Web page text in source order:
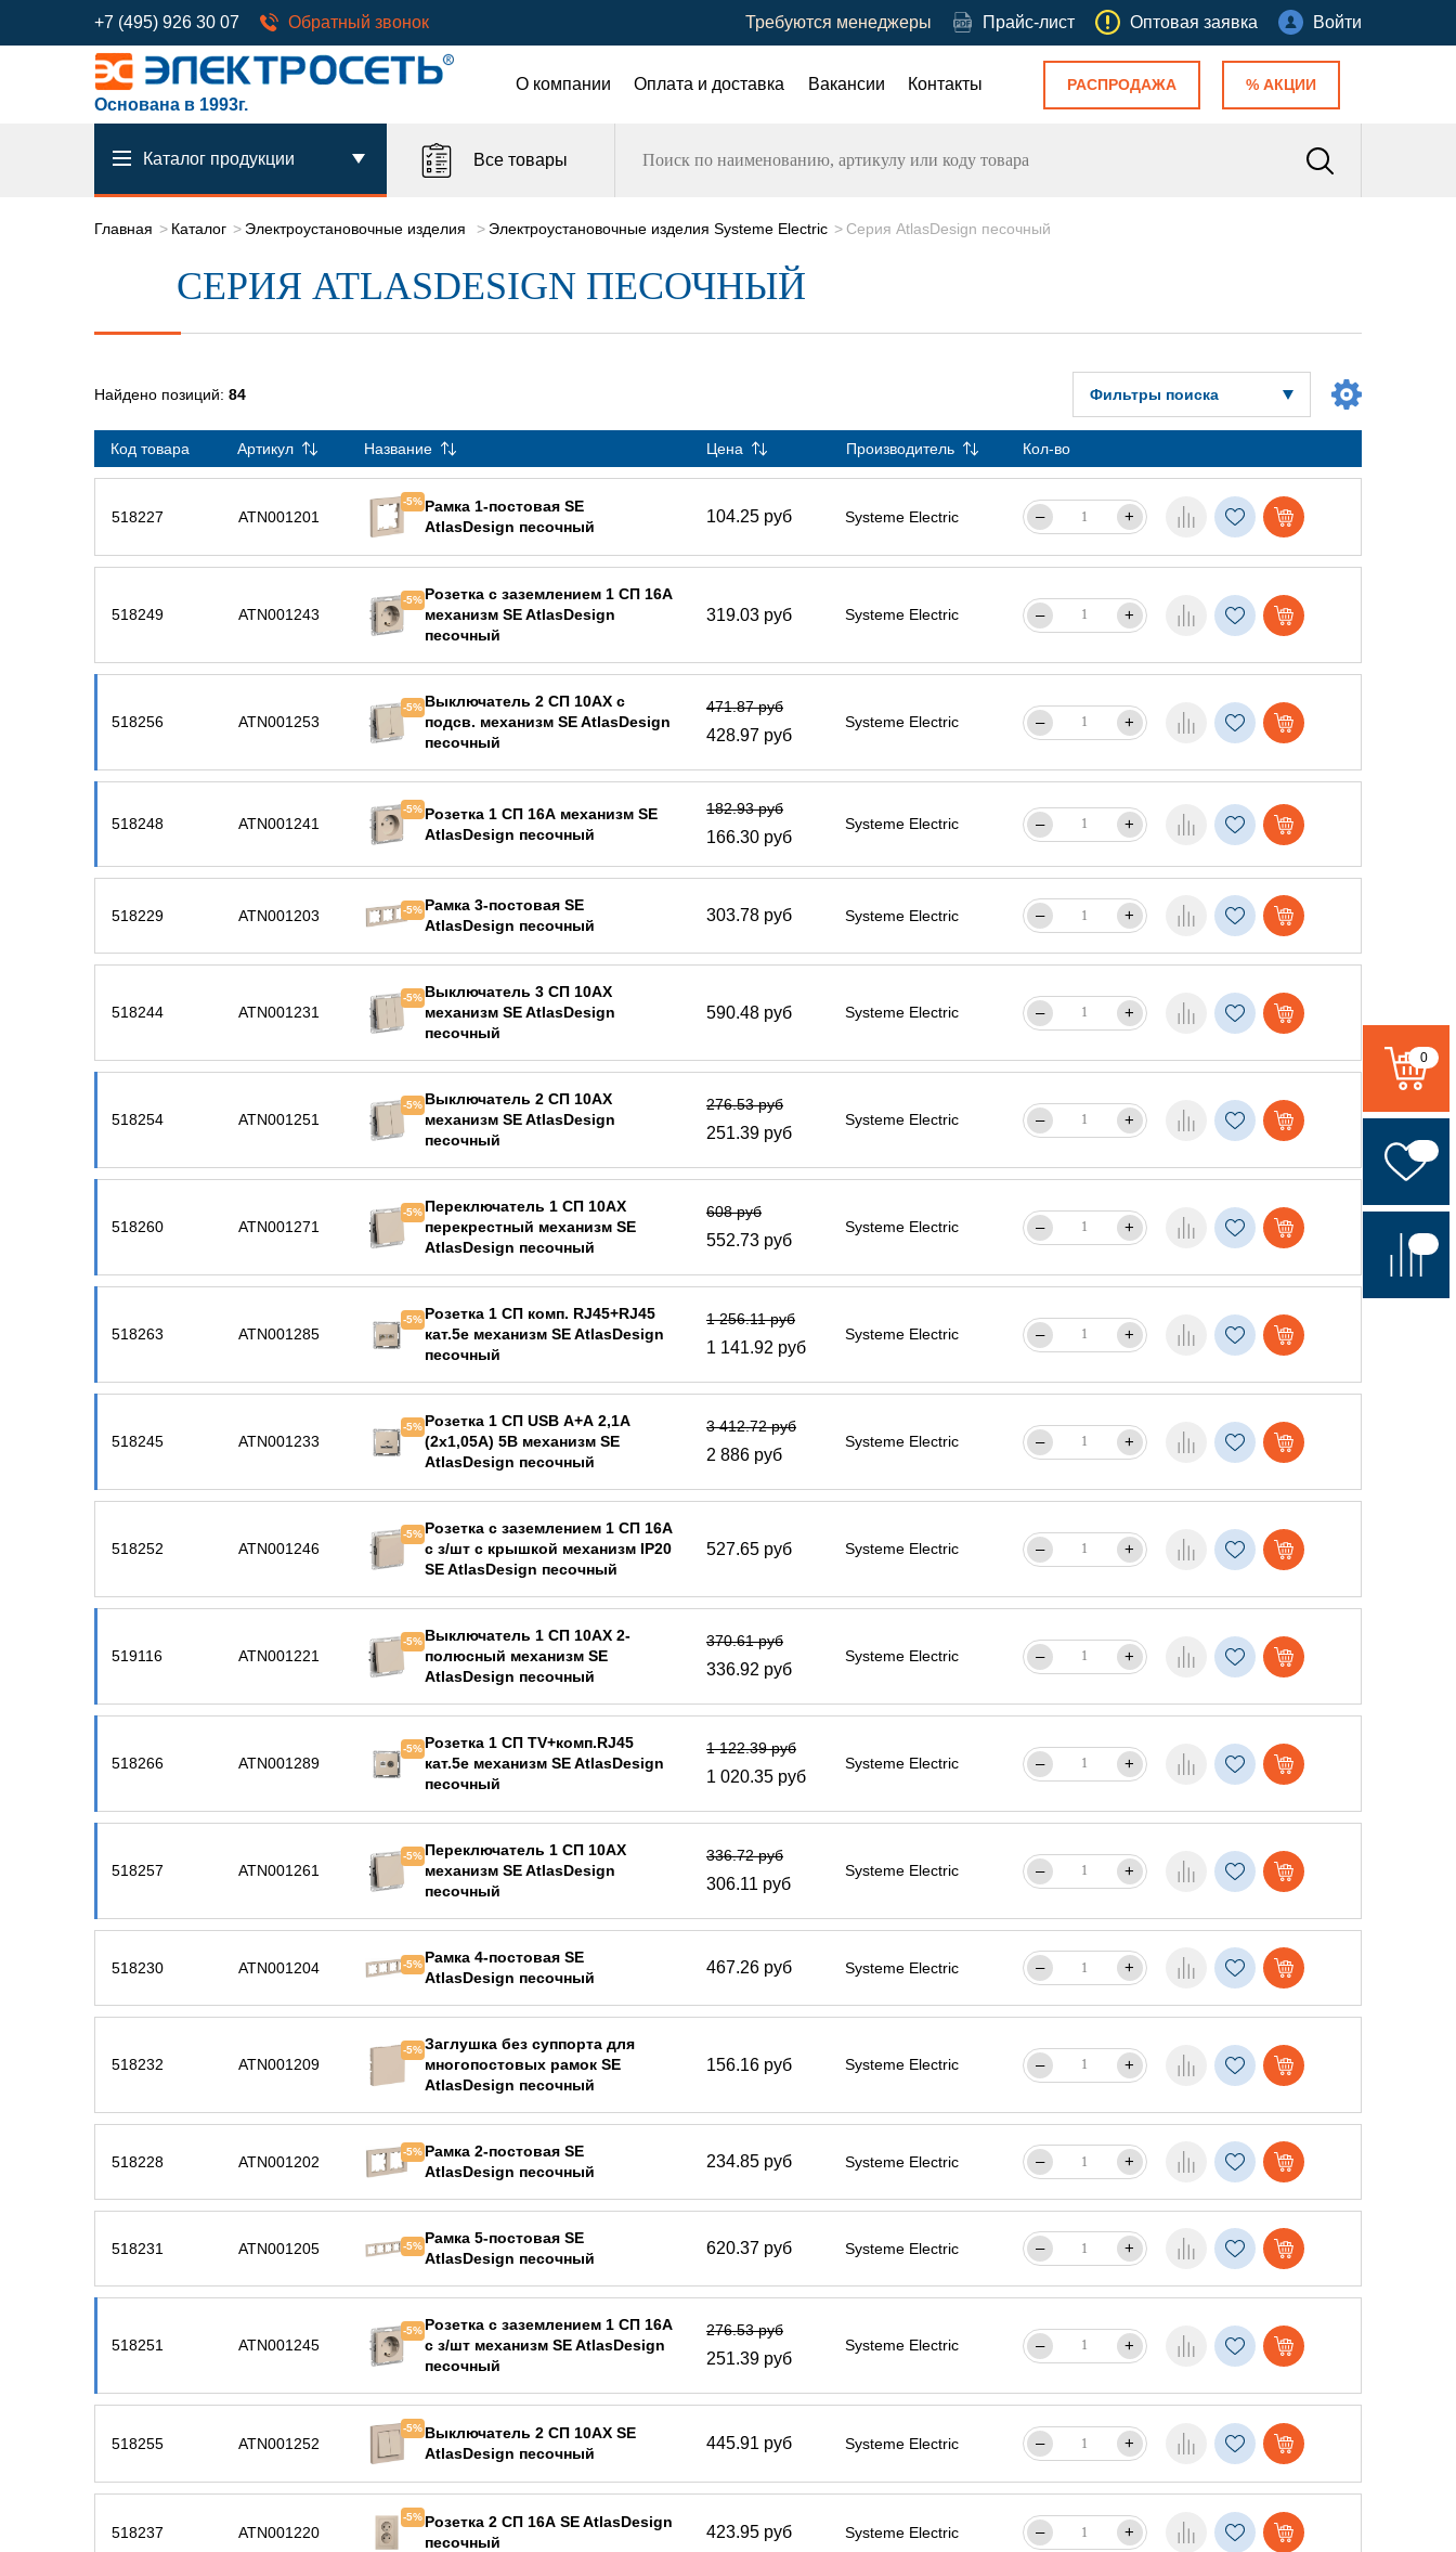
+7 (495) 926 30 07 Обратный звонок Требуются менеджеры Прайс-лист Оптовая заявка Войти
Основана в 1993г.
О компании Оплата и доставка Вакансии Контакты РАСПРОДАЖА % АКЦИИ
Каталог продукции Все товары
Главная Каталог Электроустановочные изделия Электроустановочные изделия Systeme Electric Серия AtlasDesign песочный
СЕРИЯ ATLASDESIGN ПЕСОЧНЫЙ
Найдено позиций: 84 Фильтры поиска
Код товара Артикул Название Цена Производитель Кол-во
518227 ATN001201
-5%Рамка 1-постовая SE
AtlasDesign песочный
104.25 руб Systeme Electric – +
518249 ATN001243
-5%Розетка с заземлением 1 СП 16А
механизм SE AtlasDesign
песочный
319.03 руб Systeme Electric – +
518256 ATN001253
-5%Выключатель 2 СП 10АХ с
подсв. механизм SE AtlasDesign
песочный
471.87 руб
428.97 руб
Systeme Electric – +
518248 ATN001241
-5%Розетка 1 СП 16А механизм SE
AtlasDesign песочный
182.93 руб
166.30 руб
Systeme Electric – +
518229 ATN001203 -5%Рамка 3-постовая SE
AtlasDesign песочный
303.78 руб Systeme Electric – +
518244 ATN001231
-5%Выключатель 3 СП 10АХ
механизм SE AtlasDesign
песочный
590.48 руб Systeme Electric – +
518254 ATN001251
-5%Выключатель 2 СП 10АХ
механизм SE AtlasDesign
песочный
276.53 руб
251.39 руб
Systeme Electric – +
518260 ATN001271
-5%Переключатель 1 СП 10АХ
перекрестный механизм SE
AtlasDesign песочный
608 руб
552.73 руб
Systeme Electric – +
518263 ATN001285
-5%Розетка 1 СП комп. RJ45+RJ45
кат.5е механизм SE AtlasDesign
песочный
1 256.11 руб
1 141.92 руб
Systeme Electric – +
518245 ATN001233
-5%Розетка 1 СП USB А+А 2,1А
(2х1,05А) 5В механизм SE
AtlasDesign песочный
3 412.72 руб
2 886 руб
Systeme Electric – +
518252 ATN001246
-5%Розетка с заземлением 1 СП 16А
с з/шт с крышкой механизм IP20
SE AtlasDesign песочный
527.65 руб Systeme Electric – +
519116 ATN001221
-5%Выключатель 1 СП 10АХ 2-
полюсный механизм SE
AtlasDesign песочный
370.61 руб
336.92 руб
Systeme Electric – +
518266 ATN001289
-5%Розетка 1 СП TV+комп.RJ45
кат.5е механизм SE AtlasDesign
песочный
1 122.39 руб
1 020.35 руб
Systeme Electric – +
518257 ATN001261
-5%Переключатель 1 СП 10АХ
механизм SE AtlasDesign
песочный
336.72 руб
306.11 руб
Systeme Electric – +
518230 ATN001204 -5%Рамка 4-постовая SE
AtlasDesign песочный
467.26 руб Systeme Electric – +
518232 ATN001209
-5%Заглушка без суппорта для
многопостовых рамок SE
AtlasDesign песочный
156.16 руб Systeme Electric – +
518228 ATN001202
-5%Рамка 2-постовая SE
AtlasDesign песочный
234.85 руб Systeme Electric – +
518231 ATN001205 -5%Рамка 5-постовая SE
AtlasDesign песочный
620.37 руб Systeme Electric – +
518251 ATN001245
-5%Розетка с заземлением 1 СП 16А
с з/шт механизм SE AtlasDesign
песочный
276.53 руб
251.39 руб
Systeme Electric – +
518255 ATN001252
-5%Выключатель 2 СП 10АХ SE
AtlasDesign песочный
445.91 руб Systeme Electric – +
518237 ATN001220
-5%Розетка 2 СП 16А SE AtlasDesign
песочный
423.95 руб Systeme Electric – +
0